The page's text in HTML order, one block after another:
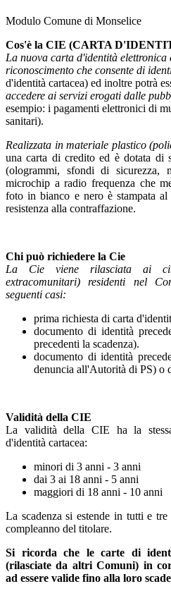
Modulo Comune di Monselice
Cos'è la CIE (CARTA
La nuova carta d'identità elettronica
riconoscimento che consente di
d'identità cartacea) ed inoltre potrà
accedere ai servizi erogati dalle
esempio: i pagamenti elettronici di
sanitari).
Realizzata in materiale plastico
una carta di credito ed è dotata di
(ologrammi, sfondi di
microchip a radio frequenza che
foto in bianco e nero è stampata al
resistenza alla contraffazione.
Chi può richiedere la Cie
La Cie viene rilasciata ai
extracomunitari) residenti nel
seguenti casi:
prima richiesta di carta
documento di identità
precedenti la scadenza).
documento di identità
denuncia all'Autorità di PS) o
Validità della CIE
La validità della CIE ha la
d'identità cartacea:
minori di 3 anni - 3 anni
dai 3 ai 18 anni - 5 anni
maggiori di 18 anni - 10 anni
La scadenza si estende in tutti e
compleanno del titolare.
Si ricorda che le carte di
(rilasciate da altri Comuni) in
ad essere valide fino alla loro